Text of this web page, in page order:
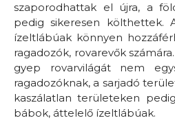
szaporodhattak el újra, a
pedig sikeresen költhettek.
ízeltlábúak könnyen
ragadozók, rovarevők
gyep rovarvilágát nem
ragadozóknak, a sarjadó
kaszálatlan területeken
bábok, áttelelő ízeltlábúak.